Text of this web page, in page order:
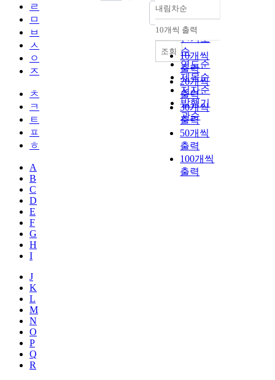
ㄹ
ㅁ
ㅂ
ㅅ
ㅇ
ㅈ
ㅊ
ㅋ
ㅌ
ㅍ
ㅎ
A
B
C
D
E
F
G
H
I
J
K
L
M
N
O
P
Q
R
정확도
순
인기도
순
연도순
제목순
저자순
발행기
관순
내림차순
내림차순
10개씩 출력
10개씩
출력
20개씩
출력
30개씩
출력
50개씩
출력
100개씩
출력
조회